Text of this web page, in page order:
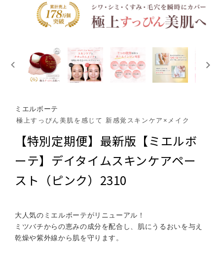
ミエルボーテ
極上すっぴん美肌を感じて 新感覚スキンケア×メイク
【特別定期便】最新版【ミエルボ
ーテ】デイタイムスキンケアペー
スト（ピンク）2310
大人気のミエルボーテがリニューアル！
ミツバチからの恵みの成分を配合し、肌にうるおいを与え
乾燥や紫外線から肌を守ります。